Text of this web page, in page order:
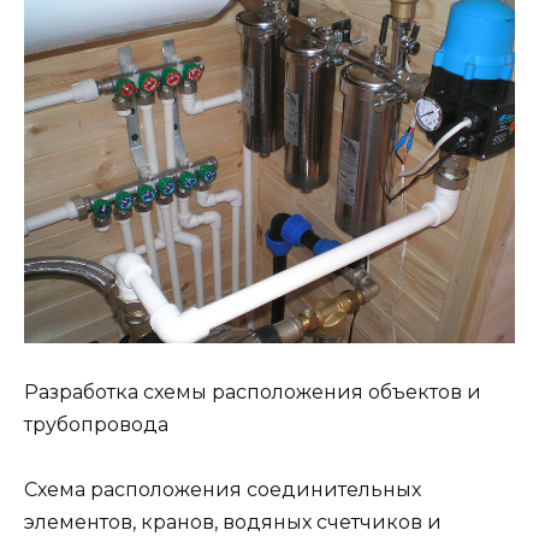
Разработка схемы расположения объектов и
трубопровода
Схема расположения соединительных
элементов, кранов, водяных счетчиков и